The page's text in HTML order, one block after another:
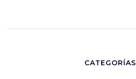
CATEGORÍAS